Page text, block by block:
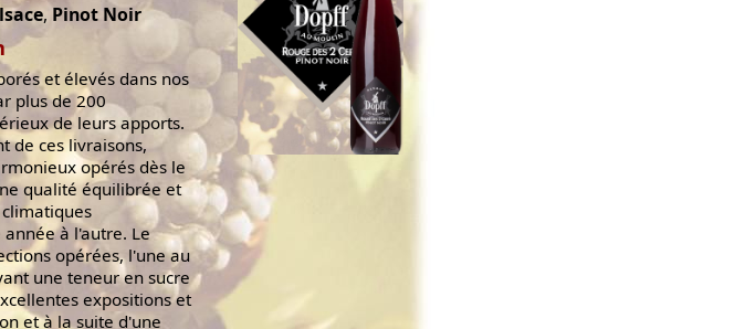
, Pinot Noir
et élevés dans nos
plus de 200
de leurs apports.
de ces livraisons,
opérés dès le
qualité équilibrée et
à l'autre. Le
opérées, l'une au
une teneur en sucre
expositions et
et à la suite d'une